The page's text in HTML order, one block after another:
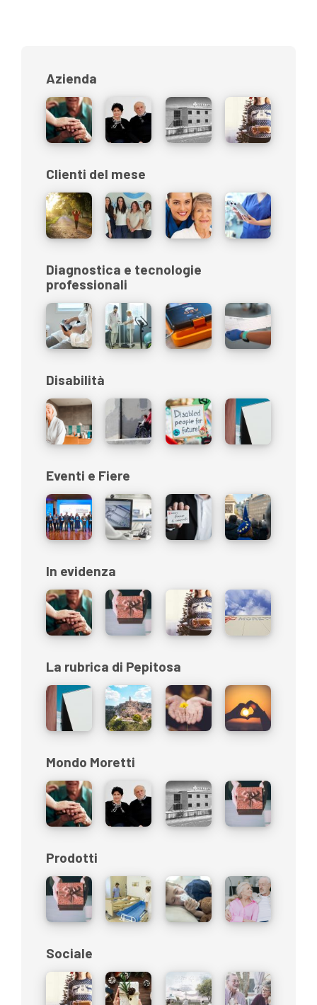
Azienda
Clienti del mese
Diagnostica e tecnologie
professionali
Disabilità
Eventi e Fiere
In evidenza
La rubrica di Pepitosa
Mondo Moretti
Prodotti
Sociale